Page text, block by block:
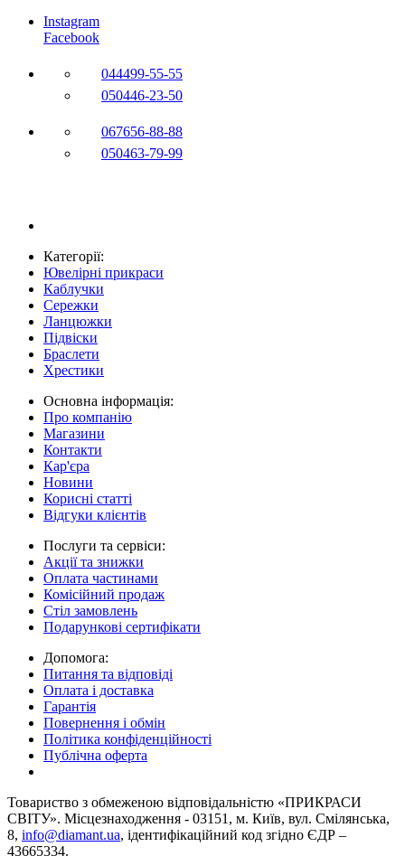
Instagram
Facebook
044499-55-55
050446-23-50
067656-88-88
050463-79-99
Категорії:
Ювелірні прикраси
Каблучки
Сережки
Ланцюжки
Підвіски
Браслети
Хрестики
Основна інформація:
Про компанію
Магазини
Контакти
Кар'єра
Новини
Корисні статті
Відгуки клієнтів
Послуги та сервіси:
Акції та знижки
Оплата частинами
Комісійний продаж
Стіл замовлень
Подарункові сертифікати
Допомога:
Питання та відповіді
Оплата і доставка
Гарантія
Повернення і обмін
Політика конфіденційності
Публічна оферта
Товариство з обмеженою вiдповiдальнiстю «ПРИКРАСИ
СВІТУ». Місцезнаходження - 03151, м. Київ, вул. Смілянська,
8, info@diamant.ua, ідентифікаційний код згідно ЄДР –
43665334.